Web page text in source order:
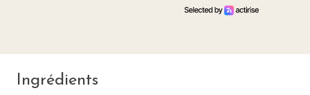
Ingrédients